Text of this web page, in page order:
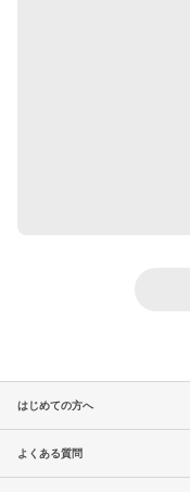
はじめての方へ
よくある質問